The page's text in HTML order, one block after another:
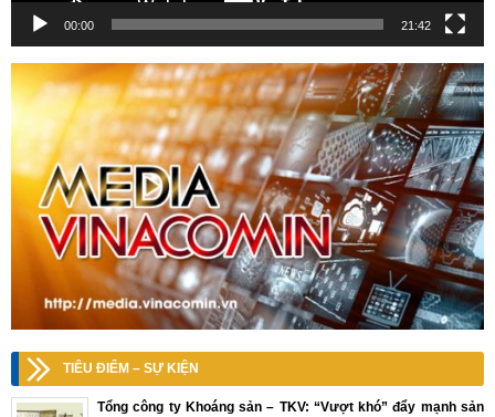
00:00 21:42
TIÊU ĐIỂM – SỰ KIỆN
Tổng công ty Khoáng sản – TKV: “Vượt khó” đẩy mạnh sản